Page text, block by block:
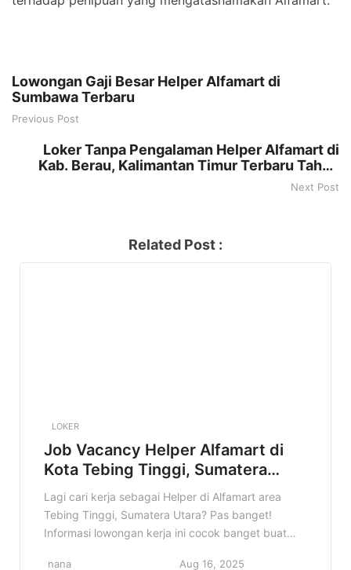
Lowongan Gaji Besar Helper Alfamart di
Sumbawa Terbaru
Previous Post
Loker Tanpa Pengalaman Helper Alfamart di
Kab. Berau, Kalimantan Timur Terbaru Tahun
2025
Next Post
Related Post :
LOKER
Job Vacancy Helper Alfamart di
Kota Tebing Tinggi, Sumatera
Utara Terbaru Tahun 2025
Lagi cari kerja sebagai Helper di Alfamart area
Tebing Tinggi, Sumatera Utara? Pas banget!
Informasi lowongan kerja ini cocok banget buat
nana Aug 16, 2025